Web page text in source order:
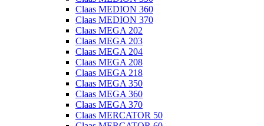
Claas MEDION 360
Claas MEDION 370
Claas MEGA 202
Claas MEGA 203
Claas MEGA 204
Claas MEGA 208
Claas MEGA 218
Claas MEGA 350
Claas MEGA 360
Claas MEGA 370
Claas MERCATOR 50